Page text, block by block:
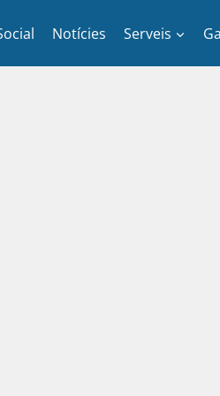
Notícies Serveis